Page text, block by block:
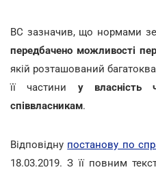
ВС зазначив, що нормами
передбачено можливості
якій розташований
її частини у власність
співвласникам.
Відповідну постанову по
18.03.2019. З її повним